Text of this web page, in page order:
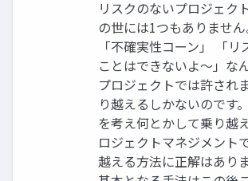
リスクのないプロジェク
の世には1つもありませ
「不確実性コーン」 「リ
ことはできないよ～」な
プロジェクトでは許され
り越えるしかないのです
を考え何とかして乗り越
ロジェクトマネジメント
越える方法に正解はあり